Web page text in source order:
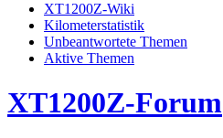
XT1200Z-Wiki
Kilometerstatistik
Unbeantwortete Themen
Aktive Themen
XT1200Z-Forum